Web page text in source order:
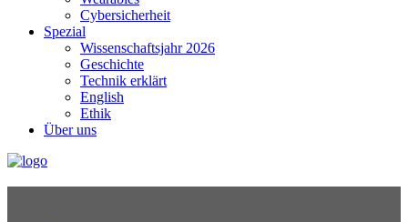
Cybersicherheit
Spezial
Wissenschaftsjahr 2026
Geschichte
Technik erklärt
English
Ethik
Über uns